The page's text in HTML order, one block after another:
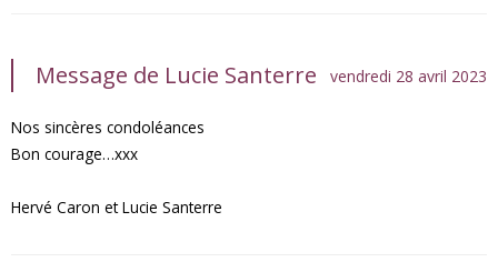
Message de Lucie Santerre vendredi 28 avril 2023
Nos sincères condoléances
Bon courage…xxx
Hervé Caron et Lucie Santerre